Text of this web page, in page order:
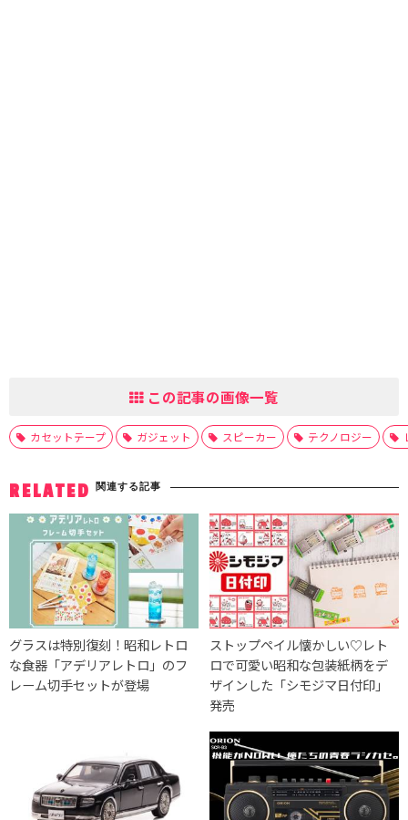
この記事の画像一覧
カセットテープ ガジェット スピーカー テクノロジー
RELATED 関連する記事
グラスは特別復刻！昭和レトロ
な食器「アデリアレトロ」のフ
レーム切手セットが登場
ストップペイル懐かしい♡レト
ロで可愛い昭和な包装紙柄をデ
ザインした「シモジマ日付印」
発売